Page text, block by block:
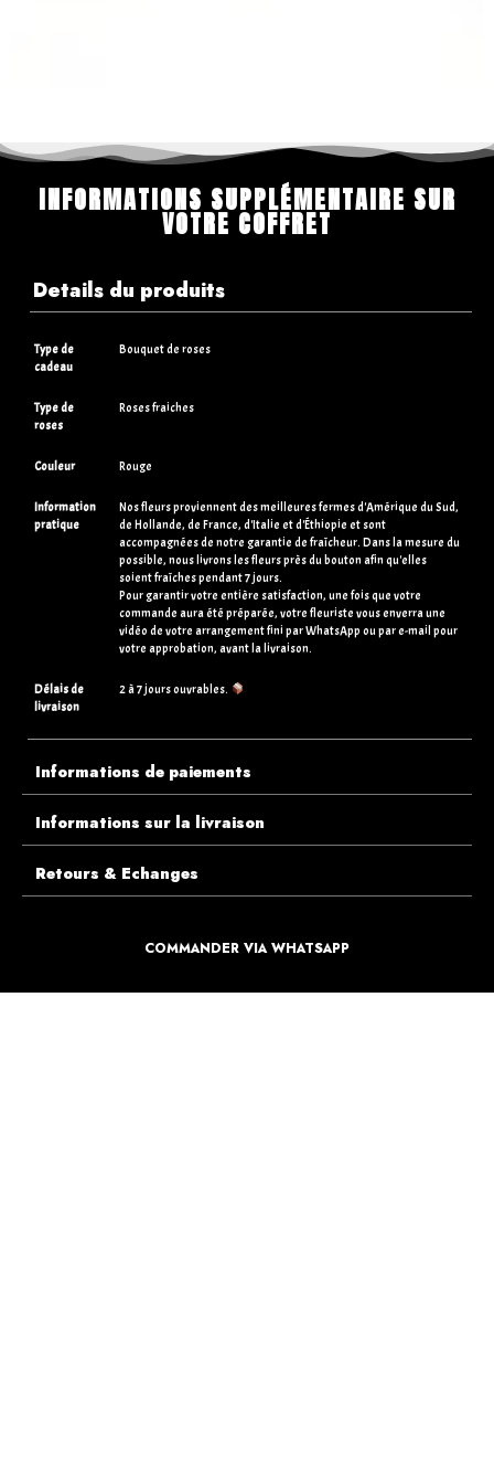
INFORMATIONS SUPPLÉMENTAIRE SUR
VOTRE COFFRET
Details du produits
Type de
cadeau
Bouquet de roses
Type de
roses
Roses fraiches
Couleur Rouge
Information
pratique
Nos fleurs proviennent des meilleures fermes d'Amérique du Sud,
de Hollande, de France, d'Italie et d'Éthiopie et sont
accompagnées de notre garantie de fraîcheur. Dans la mesure du
possible, nous livrons les fleurs près du bouton afin qu'elles
soient fraîches pendant 7 jours.
Pour garantir votre entière satisfaction, une fois que votre
commande aura été préparée, votre fleuriste vous enverra une
vidéo de votre arrangement fini par WhatsApp ou par e-mail pour
votre approbation, avant la livraison.
Délais de
livraison
2 à 7 jours ouvrables.
Informations de paiements
Informations sur la livraison
Retours & Echanges
COMMANDER VIA WHATSAPP